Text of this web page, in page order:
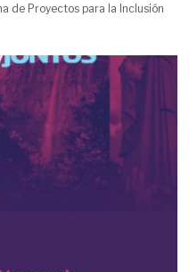
de Proyectos para la Inclusión